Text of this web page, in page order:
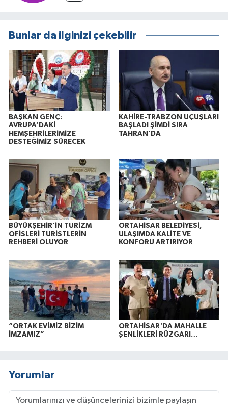
Bunlar da ilginizi çekebilir
BAŞKAN GENÇ:
AVRUPA’DAKİ
HEMŞEHRİLERİMİZE
DESTEĞİMİZ SÜRECEK
KAHİRE-TRABZON UÇUŞLARI
BAŞLADI ŞİMDİ SIRA
TAHRAN’DA
BÜYÜKŞEHİR'İN TURİZM
OFİSLERİ TURİSTLERİN
REHBERİ OLUYOR
ORTAHİSAR BELEDİYESİ,
ULAŞIMDA KALİTE VE
KONFORU ARTIRIYOR
“ORTAK EVİMİZ BİZİM
İMZAMIZ”
ORTAHİSAR'DA MAHALLE
ŞENLİKLERİ RÜZGARI…
Yorumlar